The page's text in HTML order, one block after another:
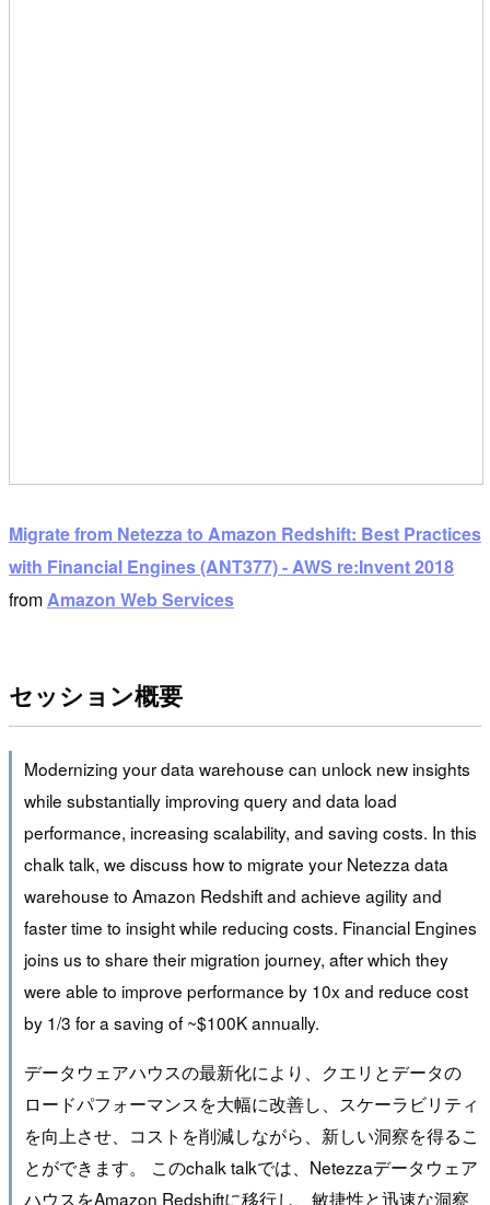
Migrate from Netezza to Amazon Redshift: Best Practices
with Financial Engines (ANT377) - AWS re:Invent 2018
fromAmazon Web Services
セッション概要
Modernizing your data warehouse can unlock new insights
while substantially improving query and data load
performance, increasing scalability, and saving costs. In this
chalk talk, we discuss how to migrate your Netezza data
warehouse to Amazon Redshift and achieve agility and
faster time to insight while reducing costs. Financial Engines
joins us to share their migration journey, after which they
were able to improve performance by 10x and reduce cost
by 1/3 for a saving of ~$100K annually.
データウェアハウスの最新化により、クエリとデータの
ロードパフォーマンスを大幅に改善し、スケーラビリティ
を向上させ、コストを削減しながら、新しい洞察を得るこ
とができます。 このchalk talkでは、Netezzaデータウェア
ハウスをAmazon Redshiftに移行し、敏捷性と迅速な洞察